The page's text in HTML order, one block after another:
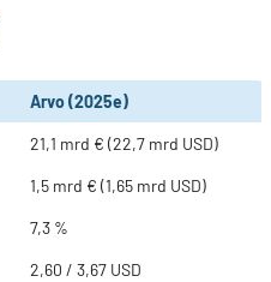
Arvo (2025e)
21,1 mrd € (22,7 mrd USD)
1,5 mrd € (1,65 mrd USD)
7,3 %
2,60 / 3,67 USD